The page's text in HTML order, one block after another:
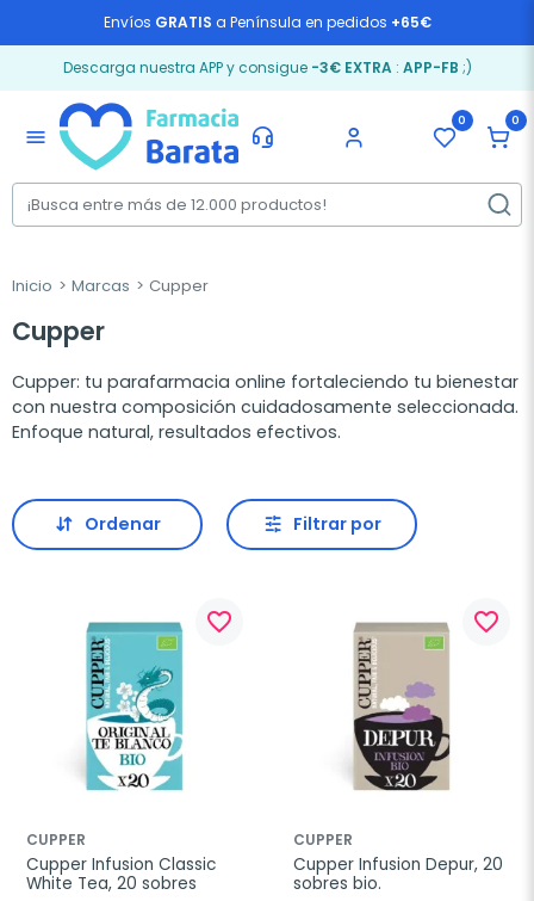
Envíos GRATIS a Península en pedidos +65€
Descarga nuestra APP y consigue -3€ EXTRA: APP-FB ;)
menu
0 0
Inicio Marcas Cupper
Cupper
Cupper: tu parafarmacia online fortaleciendo tu bienestar
con nuestra composición cuidadosamente seleccionada.
Enfoque natural, resultados efectivos.
Ordenar Filtrar por
favorite_border
CUPPER
Cupper Infusion Classic
White Tea, 20 sobres
favorite_border
CUPPER
Cupper Infusion Depur, 20
sobres bio.